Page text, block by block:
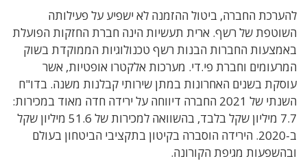
להערכת החברה, ביטול ההזמנה לא ישפיע על פעילותה
השוטפת של רשף. ארית תעשיות הינה חברת החזקות הפועלת
באמצעות החברות הבנות רשף טכנולוגיות הממוקדת בשוק
המרעומים וחברת פי.די. מערכות אלקטרו אופטיות, אשר
עוסקת בשנים האחרונות במתן שירותי קבלנות משנה. בדו"ח
השנתי של 2021 החברה דיווחה על ירידה חדה מאוד במכירות:
7.7 מיליון שקל בלבד, בהשוואה למכירות של 51.6 מיליון שקל
ב-2020. הירידה הוסברה בקיטון בתקציבי הביטחון בעולם
ובהשפעות מגיפת הקורונה.